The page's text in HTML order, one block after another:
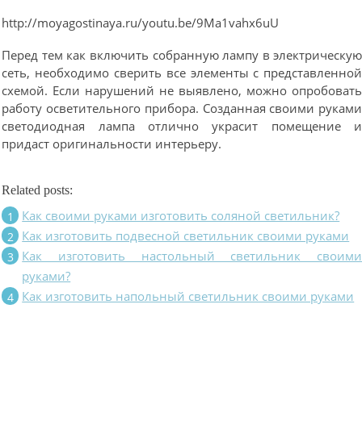
http://moyagostinaya.ru/youtu.be/9Ma1vahx6uU
Перед тем как включить собранную лампу в электрическую
сеть, необходимо сверить все элементы с представленной
схемой. Если нарушений не выявлено, можно опробовать
работу осветительного прибора. Созданная своими руками
светодиодная лампа отлично украсит помещение и
придаст оригинальности интерьеру.
Related posts:
Как своими руками изготовить соляной светильник?
Как изготовить подвесной светильник своими руками
Как изготовить настольный светильник своими
руками?
Как изготовить напольный светильник своими руками